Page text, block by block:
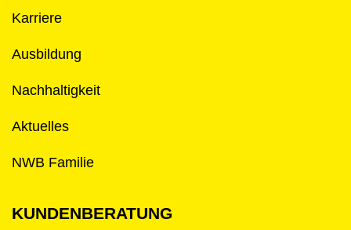
Karriere
Ausbildung
Nachhaltigkeit
Aktuelles
NWB Familie
KUNDENBERATUNG